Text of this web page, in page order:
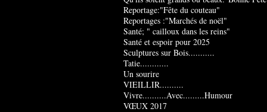
Reportage:"Fête du couteau"
Reportages :"Marchés de noël"
Santé; " cailloux dans les reins"
Santé et espoir pour 2025
Sculptures sur Bois...........
Tatie............
Un sourire
VIEILLIR..........
Vivre..........Avec.........Humour
VŒUX 2017